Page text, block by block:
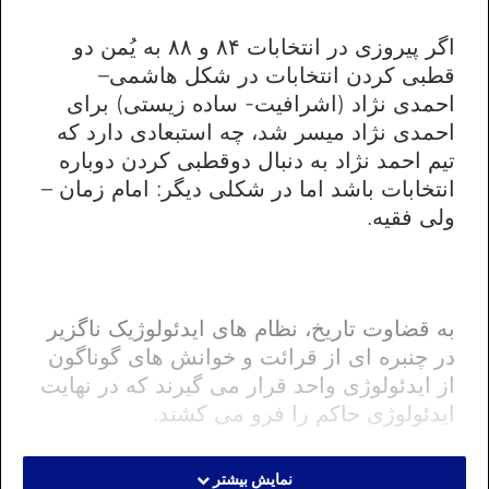
اگر پیروزی در انتخابات ۸۴ و ۸۸ به یُمن دو
قطبی کردن انتخابات در شکل هاشمی–
احمدی نژاد (اشرافیت- ساده زیستی) برای
احمدی نژاد میسر شد، چه استبعادی دارد که
تیم احمد نژاد به دنبال دوقطبی کردن دوباره
انتخابات باشد اما در شکلی دیگر: امام زمان –
ولی فقیه.
به قضاوت تاریخ، نظام های ایدئولوژیک ناگزیر
در چنبره ای از قرائت و خوانش های گوناگون
از ایدئولوژی واحد قرار می گیرند که در نهایت
ایدئولوژی حاکم را فرو می کشند.
جمهوری اسلامی نمونه بارز این ادعاست که
نمایش بیشتر